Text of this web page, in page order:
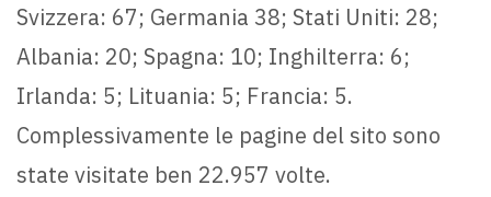
Svizzera: 67; Germania 38; Stati Uniti: 28;
Albania: 20; Spagna: 10; Inghilterra: 6;
Irlanda: 5; Lituania: 5; Francia: 5.
Complessivamente le pagine del sito sono
state visitate ben 22.957 volte.